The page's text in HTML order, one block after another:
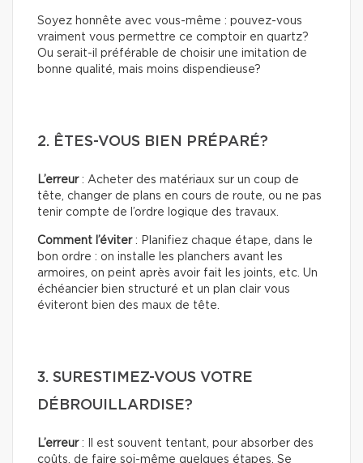
Soyez honnête avec vous-même : pouvez-vous
vraiment vous permettre ce comptoir en quartz?
Ou serait-il préférable de choisir une imitation de
bonne qualité, mais moins dispendieuse?
2. ÊTES-VOUS BIEN PRÉPARÉ?
L’erreur: Acheter des matériaux sur un coup de
tête, changer de plans en cours de route, ou ne pas
tenir compte de l’ordre logique des travaux.
Comment l’éviter: Planifiez chaque étape, dans le
bon ordre : on installe les planchers avant les
armoires, on peint après avoir fait les joints, etc. Un
échéancier bien structuré et un plan clair vous
éviteront bien des maux de tête.
3. SURESTIMEZ-VOUS VOTRE
DÉBROUILLARDISE?
L’erreur: Il est souvent tentant, pour absorber des
coûts, de faire soi-même quelques étapes. Se